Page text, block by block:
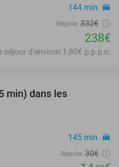
144 min. directions_car
Régulier 332€
238€
séjour d'environ 1,80€ p.p.p.n.
min) dans les
145 min. directions_car
Régulier 30€